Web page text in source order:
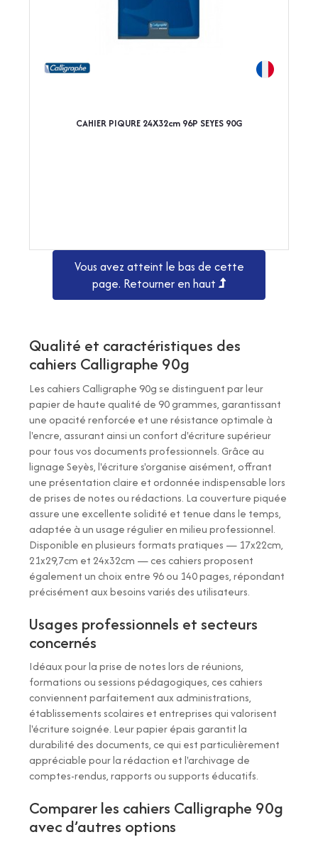
CAHIER PIQURE 24X32cm 96P SEYES 90G
Vous avez atteint le bas de cette
page. Retourner en haut
Qualité et caractéristiques des
cahiers Calligraphe 90g
Les cahiers Calligraphe 90g se distinguent par leur
papier de haute qualité de 90 grammes, garantissant
une opacité renforcée et une résistance optimale à
l'encre, assurant ainsi un confort d'écriture supérieur
pour tous vos documents professionnels. Grâce au
lignage Seyès, l'écriture s'organise aisément, offrant
une présentation claire et ordonnée indispensable lors
de prises de notes ou rédactions. La couverture piquée
assure une excellente solidité et tenue dans le temps,
adaptée à un usage régulier en milieu professionnel.
Disponible en plusieurs formats pratiques — 17x22cm,
21x29,7cm et 24x32cm — ces cahiers proposent
également un choix entre 96 ou 140 pages, répondant
précisément aux besoins variés des utilisateurs.
Usages professionnels et secteurs
concernés
Idéaux pour la prise de notes lors de réunions,
formations ou sessions pédagogiques, ces cahiers
conviennent parfaitement aux administrations,
établissements scolaires et entreprises qui valorisent
l'écriture soignée. Leur papier épais garantit la
durabilité des documents, ce qui est particulièrement
appréciable pour la rédaction et l'archivage de
comptes-rendus, rapports ou supports éducatifs.
Comparer les cahiers Calligraphe 90g
avec d’autres options